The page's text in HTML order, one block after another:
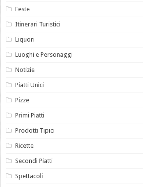
Feste
Itinerari Turistici
Liquori
Luoghi e Personaggi
Notizie
Piatti Unici
Pizze
Primi Piatti
Prodotti Tipici
Ricette
Secondi Piatti
Spettacoli